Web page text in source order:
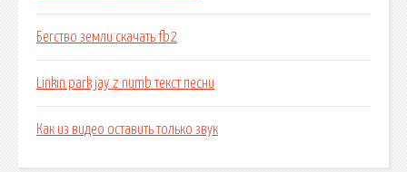
Бегство земли скачать fb2
Linkin park jay z numb текст песни
Как из видео оставить только звук